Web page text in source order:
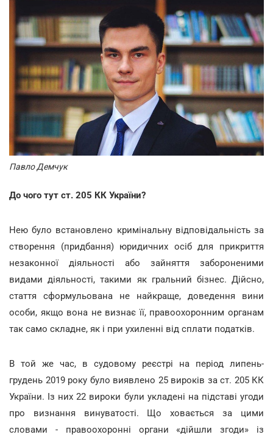
Павло Демчук
До чого тут ст. 205 КК України?
Нею було встановлено кримінальну відповідальність за
створення (придбання) юридичних осіб для прикриття
незаконної діяльності або зайняття забороненими
видами діяльності, такими як гральний бізнес. Дійсно,
стаття сформульована не найкраще, доведення вини
особи, якщо вона не визнає її, правоохоронним органам
так само складне, як і при ухиленні від сплати податків.
В той же час, в судовому реєстрі на період липень-
грудень 2019 року було виявлено 25 вироків за ст. 205 КК
України. Із них 22 вироки були укладені на підставі угоди
про визнання винуватості. Що ховається за цими
словами - правоохоронні органи «дійшли згоди» із